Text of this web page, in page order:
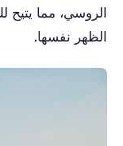
الروسي، مما يتيح
الظهر نفسها.